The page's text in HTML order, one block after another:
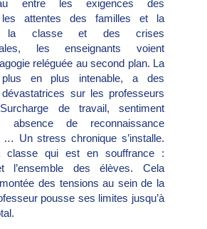
entre les exigences des
les attentes des familles et la
la classe et des crises
les enseignants voient
reléguée au second plan. La
en plus intenable, a des
sur les professeurs
de travail, sentiment
absence de reconnaissance
… Un stress chronique s’installe.
classe qui est en souffrance :
l’ensemble des élèves. Cela
des tensions au sein de la
pousse ses limites jusqu’à